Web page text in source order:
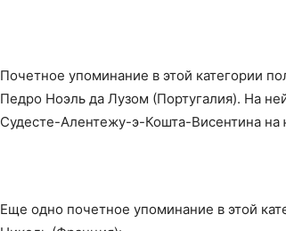
Почетное упоминание в этой категории
Педро Ноэль да Лузом (Португалия). На
Судесте-Алентежу-э-Кошта-Висентина на
Еще одно почетное упоминание в этой